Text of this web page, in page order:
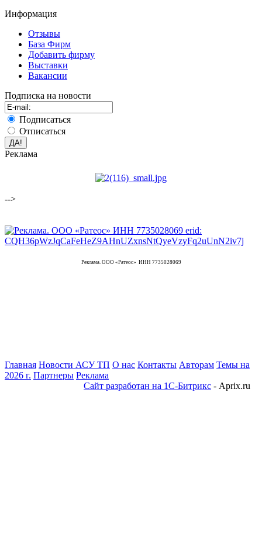
Информация
Отзывы
База Фирм
Добавить фирму
Выставки
Вакансии
Подписка на новости
Подписаться
Отписаться
Реклама
-->
Реклама. ООО «Ратеос» ИНН 7735028069
Главная Новости АСУ ТП О нас Контакты Авторам Темы на
2026 г. Партнеры Реклама
Сайт разработан на 1С-Битрикс - Aprix.ru